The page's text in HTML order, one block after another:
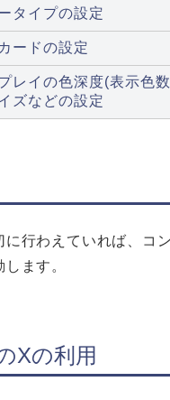
タイプの設定
ードの設定
レイの色深度(表示色
ズなどの設定
行わえていれば、コ
ます。
Xの利用